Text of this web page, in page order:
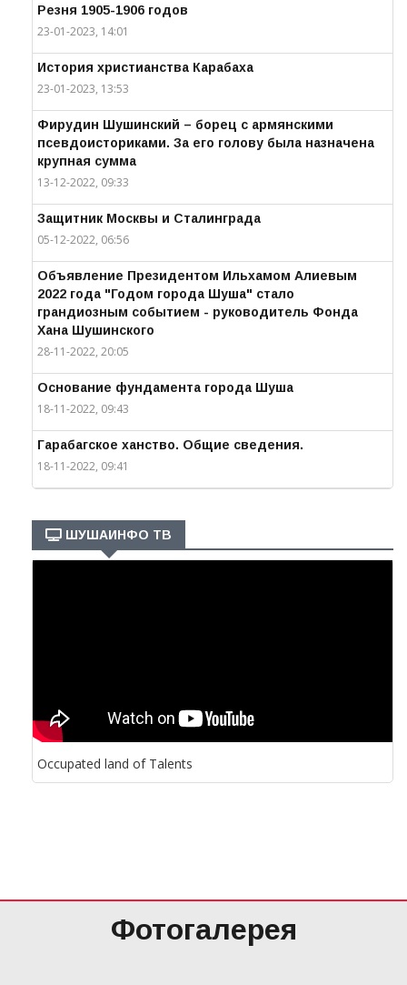
Резня 1905-1906 годов
23-01-2023, 14:01
История христианства Карабаха
23-01-2023, 13:53
Фирудин Шушинский – борец с армянскими
псевдоисториками. За его голову была назначена
крупная сумма
13-12-2022, 09:33
Защитник Москвы и Сталинграда
05-12-2022, 06:56
Объявление Президентом Ильхамом Алиевым
2022 года "Годом города Шуша" стало
грандиозным событием - руководитель Фонда
Хана Шушинского
28-11-2022, 20:05
Основание фундамента города Шуша
18-11-2022, 09:43
Гарабагское ханство. Общие сведения.
18-11-2022, 09:41
ШУШАИНФО ТВ
Occupated land of Talents
Фотогалерея